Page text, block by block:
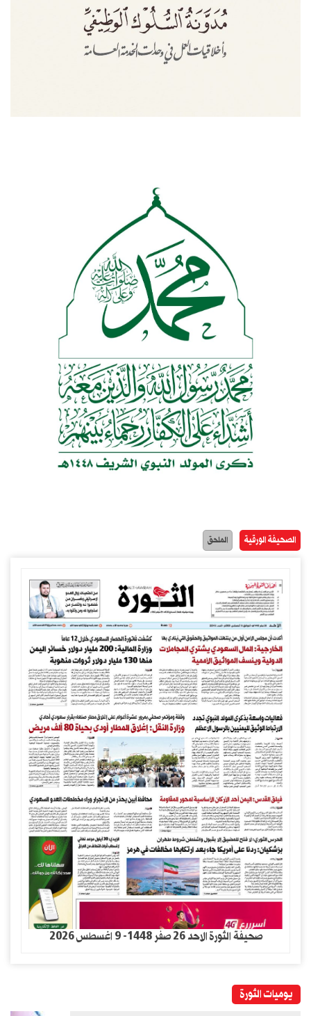
الصحيفة الورقية الملحق
صحيفة الثورة الاحد 26 صفر 1448- 9 اغسطس 2026
يوميات الثورة